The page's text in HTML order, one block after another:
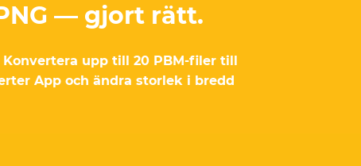
— gjort rätt.
upp till 20 PBM-filer till
App och ändra storlek i bredd